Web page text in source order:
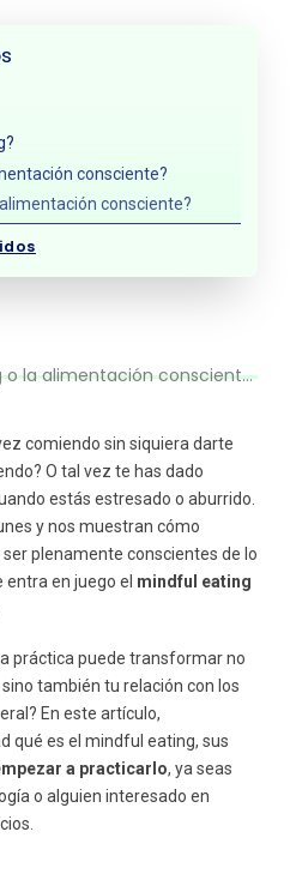
consciente?
consciente?
saludable con la comida
Eating?
señales de hambre y
cada bocado
y pensamientos
la alimentación consciente?
comiendo sin siquiera darte
O tal vez te has dado
estás estresado o aburrido.
y nos muestran cómo
plenamente conscientes de lo
en juego el mindful eating
práctica puede transformar no
también tu relación con los
En este artículo,
qué es el mindful eating, sus
a practicarlo, ya seas
o alguien interesado en